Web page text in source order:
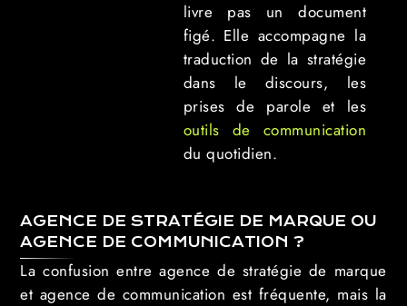
livre pas un document
figé. Elle accompagne la
traduction de la stratégie
dans le discours, les
prises de parole et les
outils de communication
du quotidien.
AGENCE DE STRATÉGIE DE MARQUE OU
AGENCE DE COMMUNICATION ?
La confusion entre agence de stratégie de marque
et agence de communication est fréquente, mais la